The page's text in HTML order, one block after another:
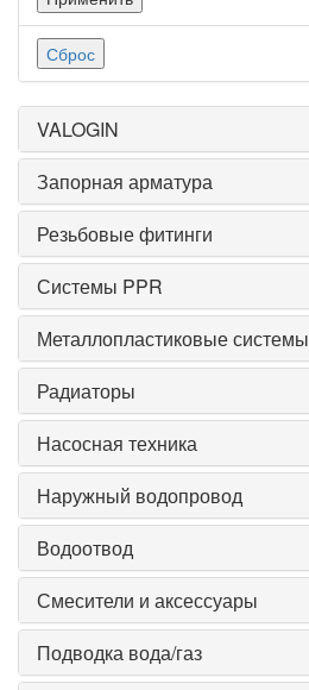
Сброс
VALOGIN
Запорная арматура
Резьбовые фитинги
Системы PPR
Металлопластиковые системы
Радиаторы
Насосная техника
Наружный водопровод
Водоотвод
Смесители и аксессуары
Подводка вода/газ